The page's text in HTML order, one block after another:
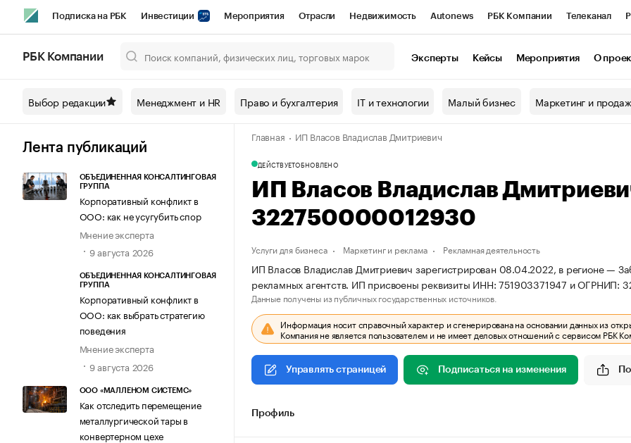
Подписка на РБК Инвестиции Мероприятия Отрасли Недвижимость Autonews РБК Компании Телеканал
Спецпроекты СПб Конференции СПб Спецпроекты Проверка контрагентов
Технологии и медиа Рынок наличной валюты
РБК Компании Эксперты Кейсы Мероприятия О
Выбор редакции Менеджмент и HR Право и бухгалтерия IT и технологии Малый бизнес Маркетинг и
Лента публикаций
ОБЪЕДИНЕННАЯ КОНСАЛТИНГОВАЯ
ГРУППА
Корпоративный конфликт в
ООО: как не усугубить спор
Мнение эксперта
9 августа 2026
ОБЪЕДИНЕННАЯ КОНСАЛТИНГОВАЯ
ГРУППА
Корпоративный конфликт в
ООО: как выбрать стратегию
поведения
Мнение эксперта
9 августа 2026
ООО «МАЛЛЕНОМ СИСТЕМС»
Как отследить перемещение
металлургической тары в
конвертерном цехе
Главная ИП Власов Владислав Дмитриевич
ДЕЙСТВУЕТОБНОВЛЕНО
ИП Власов Владислав
322750000012930
Услуги для бизнеса Маркетинг и реклама Рекламная деятельность
ИП Власов Владислав Дмитриевич зарегистрирован 08.04.2022, в регионе —
рекламных агентств. ИП присвоены реквизиты ИНН: 751903371947 и ОГРНИП:
Данные получены из публичных государственных источников.
Информация носит справочный характер и сгенерирована на основании данных из
Компания не является пользователем и не имеет деловых отношений с сервисом РБК
Управлять страницей Подписаться на изменения
Профиль